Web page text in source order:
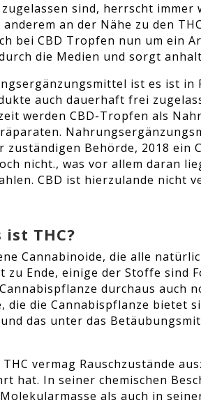
sind, herrscht immer
an der Nähe zu den
bei CBD Tropfen nun um ein
die Medien und sorgt
ist es ist in
auch dauerhaft frei
werden CBD-Tropfen als
Behörde, 2018 ein
nicht., was vor allem daran
CBD ist hierzulande nicht
ist THC?
Cannabinoide, die alle
Ende, einige der Stoffe sind
durchaus auch
die Cannabispflanze bietet
das unter das
vermag Rauschzustände
hat. In seiner chemischen
als auch in